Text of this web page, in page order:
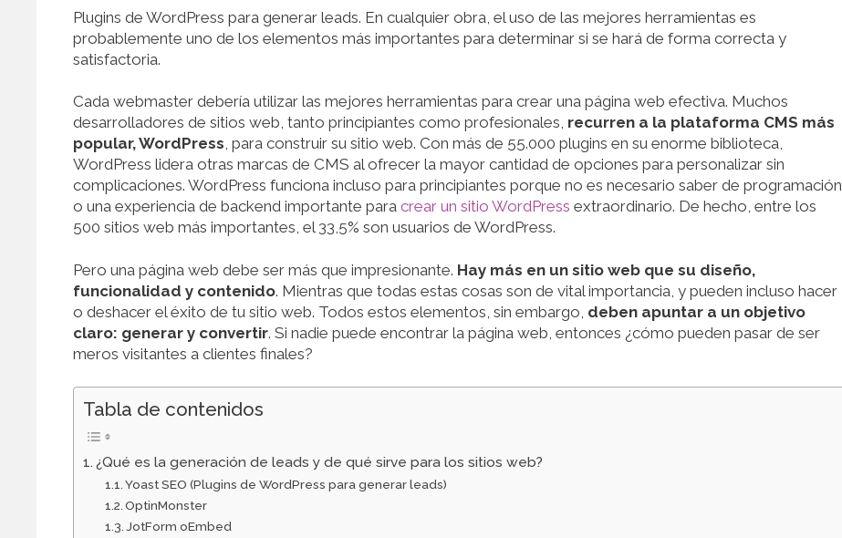
Plugins de WordPress para generar leads. En cualquier obra, el uso de las mejores herramientas es
probablemente uno de los elementos más importantes para determinar si se hará de forma correcta y
satisfactoria.
Cada webmaster debería utilizar las mejores herramientas para crear una página web efectiva. Muchos
desarrolladores de sitios web, tanto principiantes como profesionales, recurren a la plataforma CMS más
popular, WordPress, para construir su sitio web. Con más de 55.000 plugins en su enorme biblioteca,
WordPress lidera otras marcas de CMS al ofrecer la mayor cantidad de opciones para personalizar sin
complicaciones. WordPress funciona incluso para principiantes porque no es necesario saber de programación
o una experiencia de backend importante para crear un sitio WordPress extraordinario. De hecho, entre los
500 sitios web más importantes, el 33,5% son usuarios de WordPress.
Pero una página web debe ser más que impresionante. Hay más en un sitio web que su diseño,
funcionalidad y contenido. Mientras que todas estas cosas son de vital importancia, y pueden incluso hacer
o deshacer el éxito de tu sitio web. Todos estos elementos, sin embargo, deben apuntar a un objetivo
claro: generar y convertir. Si nadie puede encontrar la página web, entonces ¿cómo pueden pasar de ser
meros visitantes a clientes finales?
Tabla de contenidos
¿Qué es la generación de leads y de qué sirve para los sitios web?
Yoast SEO (Plugins de WordPress para generar leads)
OptinMonster
JotForm oEmbed